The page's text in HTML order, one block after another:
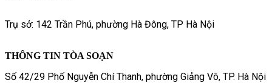
Trụ sở: 142 Trần Phú, phường Hà Đông, TP Hà Nội
THÔNG TIN TÒA SOẠN
Số 42/29 Phố Nguyễn Chí Thanh, phường Giảng Võ, TP. Hà Nội